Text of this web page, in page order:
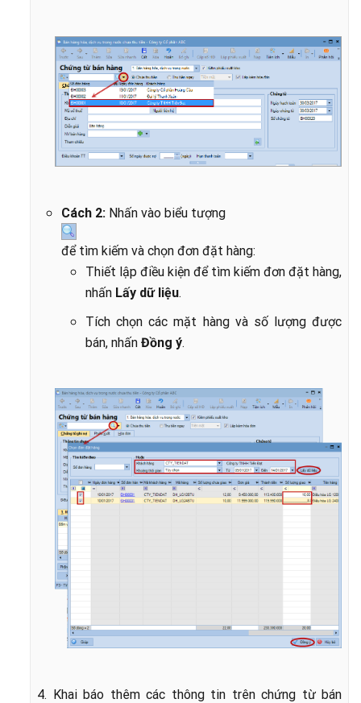
Cách 2: Nhấn vào biểu tượng
để tìm kiếm và chọn đơn đặt hàng:
Thiết lập điều kiện để tìm kiếm đơn đặt hàng,
nhấn Lấy dữ liệu.
Tích chọn các mặt hàng và số lượng được
bán, nhấn Đồng ý.
4. Khai báo thêm các thông tin trên chứng từ bán